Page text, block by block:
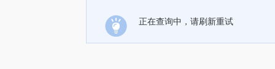
正在查询中，请刷新重试